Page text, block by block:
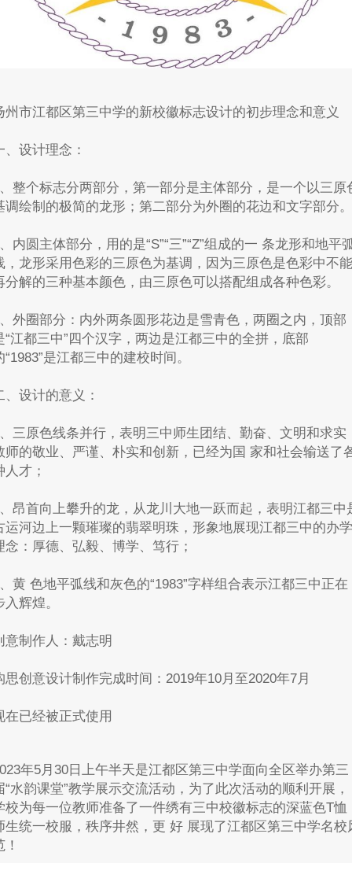
州市江都区第三中学的新校徽标志设计的初步理念和意义
、设计理念：
整个标志分两部分，第一部分是主体部分，是一个以三原
调绘制的极简的龙形；第二部分为外圈的花边和文字部分。
内圆主体部分，用的是“S”“三”“Z”组成的一 条龙形和地平
，龙形采用色彩的三原色为基调，因为三原色是色彩中不能
分解的三种基本颜色，由三原色可以搭配组成各种色彩。
外圈部分：内外两条圆形花边是雪青色，两圈之内，顶部
“江都三中”四个汉字，两边是江都三中的全拼，底部
“1983”是江都三中的建校时间。
、设计的意义：
三原色线条并行，表明三中师生团结、勤奋、文明和求实
师的敬业、严谨、朴实和创新，已经为国 家和社会输送了
人才；
昂首向上攀升的龙，从龙川大地一跃而起，表明江都三中
运河边上一颗璀璨的翡翠明珠，形象地展现江都三中的办学
念：厚德、弘毅、博学、笃行；
黄 色地平弧线和灰色的“1983”字样组合表示江都三中正在
入辉煌。
意制作人：戴志明
思创意设计制作完成时间：2019年10月至2020年7月
在已经被正式使用
年5月30日上午半天是江都区第三中学面向全区举办第三
“水韵课堂”教学展示交流活动，为了此次活动的顺利开展，
校为每一位教师准备了一件绣有三中校徽标志的深蓝色T恤
生统一校服，秩序井然，更 好 展现了江都区第三中学名校
！